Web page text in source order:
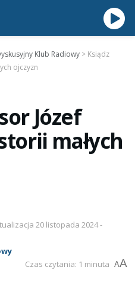
Klub Radiowy > Ksiądz
ojczyzn
Józef
małych
20 listopada 2024 -
Czas czytania: 1 minuta AA